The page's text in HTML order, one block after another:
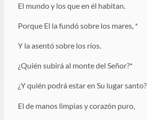
El mundo y los que en él habitan.
Porque El la fundó sobre los mares, *
Y la asentó sobre los ríos.
¿Quién subirá al monte del Señor?*
¿Y quién podrá estar en Su lugar santo?
El de manos limpias y corazón puro,